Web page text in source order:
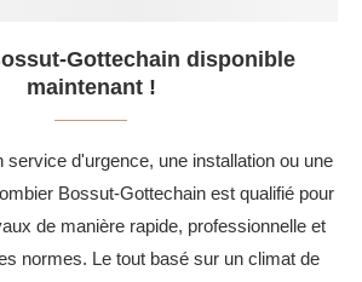
Gottechain disponible
maintenant !
service d'urgence, une installation ou une
Bossut-Gottechain est qualifié pour
de manière rapide, professionnelle et
normes. Le tout basé sur un climat de